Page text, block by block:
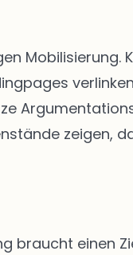
Mobilisierung.
zeigen,
braucht einen